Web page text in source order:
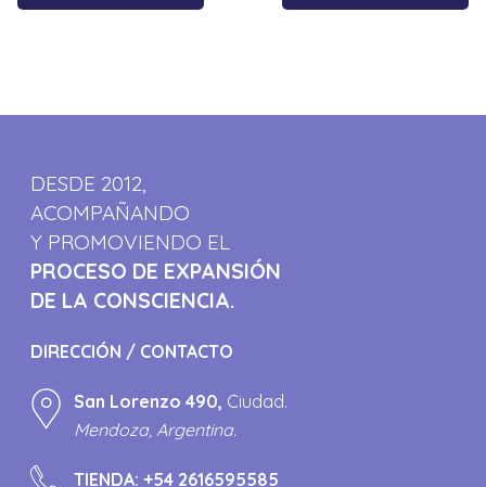
DESDE 2012,
ACOMPAÑANDO
Y PROMOVIENDO EL
PROCESO DE EXPANSIÓN
DE LA CONSCIENCIA.
DIRECCIÓN / CONTACTO
San Lorenzo 490, Ciudad.
Mendoza, Argentina.
TIENDA:+54 2616595585